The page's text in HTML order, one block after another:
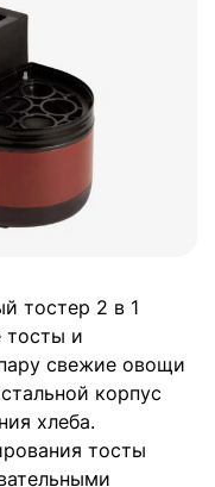
тостер 2 в 1
тосты и
свежие овощи
корпус
хлеба.
тосты